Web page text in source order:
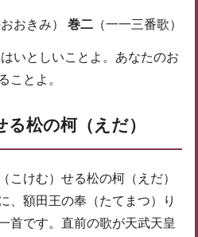
おきみ） 巻二 （一一三番歌）
いとしいことよ。あなたのお
ことよ。
松の柯（えだ）
こけむ）せる松の柯（えだ）
、額田王の奉（たてまつ）り
首です。直前の歌が天武天皇